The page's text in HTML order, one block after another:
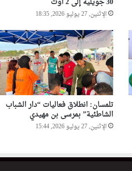
الإثنين, 27 يوليو 2026, 18:35
تلمسان: انطلاق فعاليات “دار الشباب
الشاطئية” بمرسى بن مهيدي
الإثنين, 27 يوليو 2026, 15:44